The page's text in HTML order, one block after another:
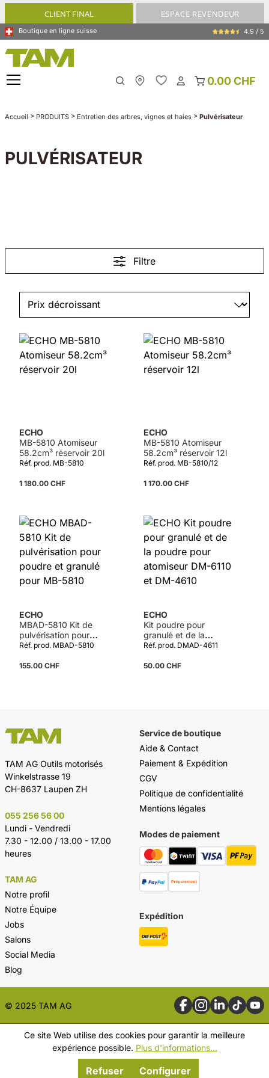
principalCLIENT FINAL ESPACE REVENDEUR
Boutique en ligne suisse 4.9 / 5
0.00 CHF
Accueil > PRODUITS > Entretien des arbres, vignes et haies > Pulvérisateur
PULVÉRISATEUR
Filtre
ECHO
MB-5810 Atomiseur
58.2cm³ réservoir 20l
Réf. prod. MB-5810
1 180.00 CHF
ECHO
MB-5810 Atomiseur
58.2cm³ réservoir 12l
Réf. prod. MB-5810/12
1 170.00 CHF
ECHO
MBAD-5810 Kit de
pulvérisation pour
poudre et granulé
Réf. prod. MBAD-5810
155.00 CHF
ECHO
Kit poudre pour
granulé et de la
poudre pour atomiseur
Réf. prod. DMAD-4611
50.00 CHF
TAM AG Outils motorisés
Winkelstrasse 19
CH-8637 Laupen ZH
055 256 56 00
Lundi - Vendredi
7.30 - 12.00 / 13.00 - 17.00
heures
TAM AG
Notre profil
Notre Équipe
Jobs
Salons
Social Media
Blog
Service de boutique
Aide & Contact
Paiement & Expédition
CGV
Politique de confidentialité
Mentions légales
Modes de paiement
Expédition
© 2025 TAM AG
Ce site Web utilise des cookies pour garantir la meilleure
expérience possible. Plus d'informations...
Refuser Configurer